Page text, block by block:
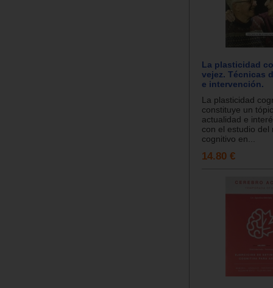
La plasticidad
vejez. Técnicas
e intervención.
La plasticidad
constituye un
actualidad e
con el estudio del
cognitivo en...
14.80 €